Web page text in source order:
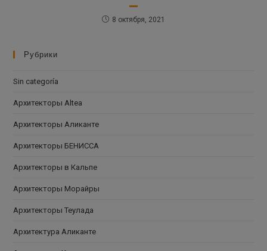
8 октября, 2021
Рубрики
Sin categoría
Архитекторы Altea
Архитекторы Аликанте
Архитекторы БЕНИССА
Архитекторы в Кальпе
Архитекторы Морайры
Архитекторы Теулада
Архитектура Аликанте